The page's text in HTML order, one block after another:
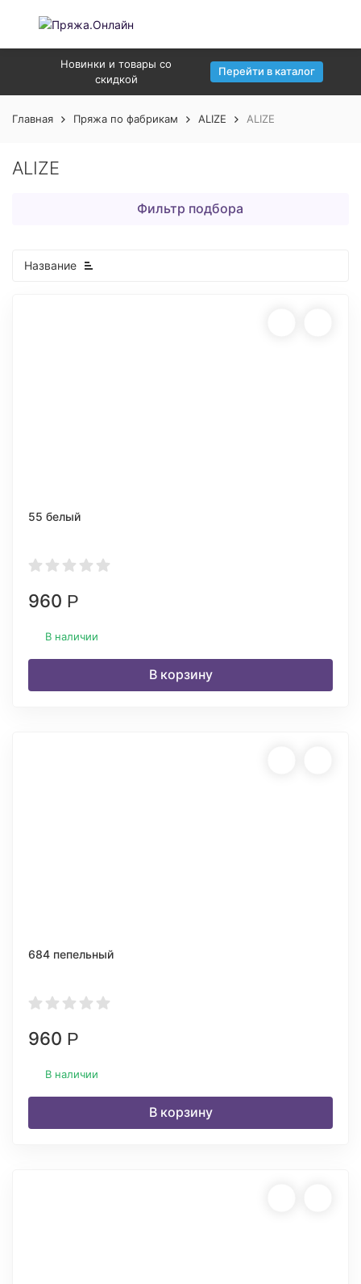
Новинки и товары со
скидкой
Перейти в каталог
Главная Пряжа по фабрикам ALIZE ALIZE
ALIZE
Фильтр подбора
Название
55 белый
960 Р
В наличии
В корзину
684 пепельный
960 Р
В наличии
В корзину